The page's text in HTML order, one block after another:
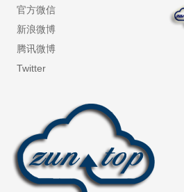
官方微信
新浪微博
腾讯微博
Twitter